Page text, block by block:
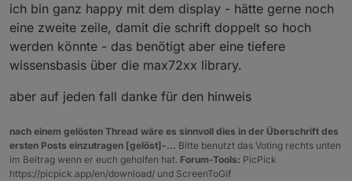
ich bin ganz happy mit dem display - hätte gerne noch
eine zweite zeile, damit die schrift doppelt so hoch
werden könnte - das benötigt aber eine tiefere
wissensbasis über die max72xx library.
aber auf jeden fall danke für den hinweis
nach einem gelösten Thread wäre es sinnvoll dies in der Überschrift des
ersten Posts einzutragen [gelöst]-... Bitte benutzt das Voting rechts unten
im Beitrag wenn er euch geholfen hat. Forum-Tools: PicPick
https://picpick.app/en/download/ und ScreenToGif